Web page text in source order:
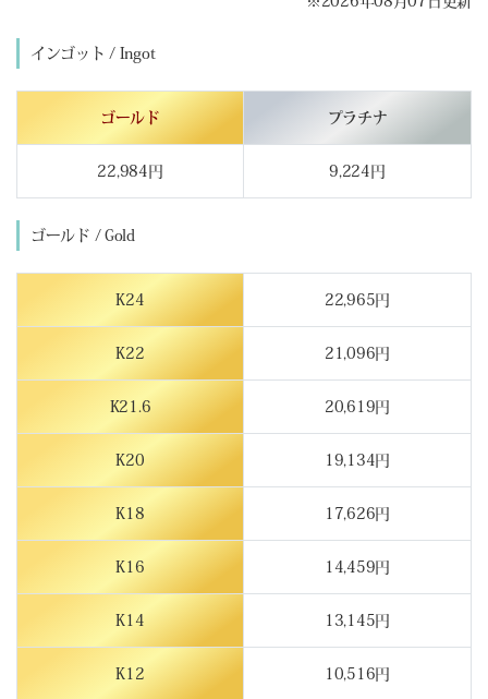
インゴット / Ingot
ゴールド プラチナ
22,984円 9,224円
ゴールド / Gold
K24 22,965円
K22 21,096円
K21.6 20,619円
K20 19,134円
K18 17,626円
K16 14,459円
K14 13,145円
K12 10,516円